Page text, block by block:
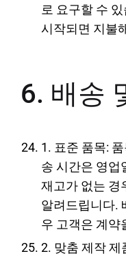
로 요구할 수
시작되면 지불
6. 배송
1. 표준 품목:
송 시간은 영업
재고가 없는 경
알려드립니다.
우 고객은 계약
2. 맞춤 제작 제